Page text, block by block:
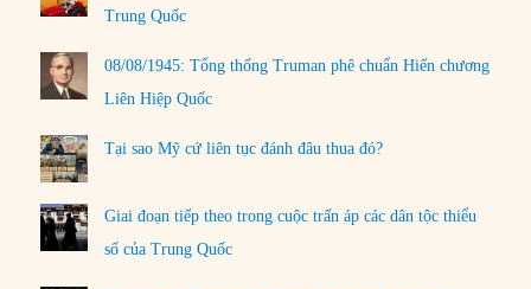
Trung Quốc
08/08/1945: Tổng thống Truman phê chuẩn Hiến chương
Liên Hiệp Quốc
Tại sao Mỹ cứ liên tục đánh đâu thua đó?
Giai đoạn tiếp theo trong cuộc trấn áp các dân tộc thiểu
số của Trung Quốc